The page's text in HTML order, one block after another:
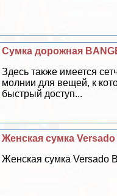
Сумка дорожная
Здесь также имеется
молнии для вещей, к
быстрый доступ...
Женская сумка
Женская сумка Versado